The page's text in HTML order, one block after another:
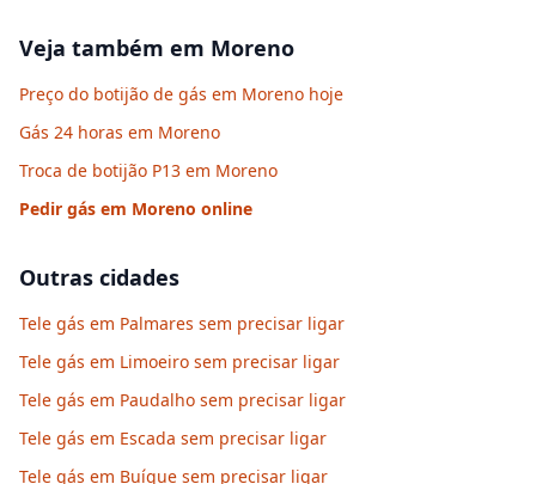
Veja também em Moreno
Preço do botijão de gás em Moreno hoje
Gás 24 horas em Moreno
Troca de botijão P13 em Moreno
Pedir gás em Moreno online
Outras cidades
Tele gás em Palmares sem precisar ligar
Tele gás em Limoeiro sem precisar ligar
Tele gás em Paudalho sem precisar ligar
Tele gás em Escada sem precisar ligar
Tele gás em Buíque sem precisar ligar